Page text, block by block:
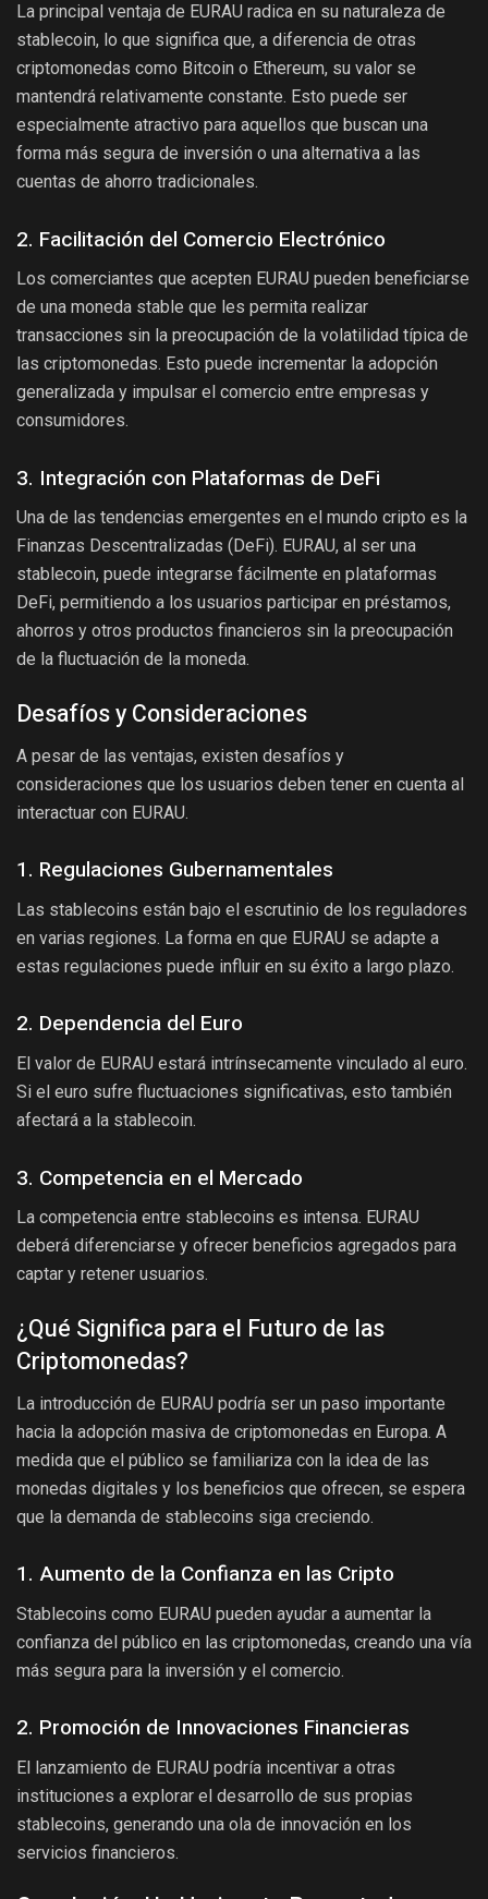
La principal ventaja de EURAU radica en su naturaleza de
stablecoin, lo que significa que, a diferencia de otras
criptomonedas como Bitcoin o Ethereum, su valor se
mantendrá relativamente constante. Esto puede ser
especialmente atractivo para aquellos que buscan una
forma más segura de inversión o una alternativa a las
cuentas de ahorro tradicionales.
2. Facilitación del Comercio Electrónico
Los comerciantes que acepten EURAU pueden beneficiarse
de una moneda stable que les permita realizar
transacciones sin la preocupación de la volatilidad típica de
las criptomonedas. Esto puede incrementar la adopción
generalizada y impulsar el comercio entre empresas y
consumidores.
3. Integración con Plataformas de DeFi
Una de las tendencias emergentes en el mundo cripto es la
Finanzas Descentralizadas (DeFi). EURAU, al ser una
stablecoin, puede integrarse fácilmente en plataformas
DeFi, permitiendo a los usuarios participar en préstamos,
ahorros y otros productos financieros sin la preocupación
de la fluctuación de la moneda.
Desafíos y Consideraciones
A pesar de las ventajas, existen desafíos y
consideraciones que los usuarios deben tener en cuenta al
interactuar con EURAU.
1. Regulaciones Gubernamentales
Las stablecoins están bajo el escrutinio de los reguladores
en varias regiones. La forma en que EURAU se adapte a
estas regulaciones puede influir en su éxito a largo plazo.
2. Dependencia del Euro
El valor de EURAU estará intrínsecamente vinculado al euro.
Si el euro sufre fluctuaciones significativas, esto también
afectará a la stablecoin.
3. Competencia en el Mercado
La competencia entre stablecoins es intensa. EURAU
deberá diferenciarse y ofrecer beneficios agregados para
captar y retener usuarios.
¿Qué Significa para el Futuro de las
Criptomonedas?
La introducción de EURAU podría ser un paso importante
hacia la adopción masiva de criptomonedas en Europa. A
medida que el público se familiariza con la idea de las
monedas digitales y los beneficios que ofrecen, se espera
que la demanda de stablecoins siga creciendo.
1. Aumento de la Confianza en las Cripto
Stablecoins como EURAU pueden ayudar a aumentar la
confianza del público en las criptomonedas, creando una vía
más segura para la inversión y el comercio.
2. Promoción de Innovaciones Financieras
El lanzamiento de EURAU podría incentivar a otras
instituciones a explorar el desarrollo de sus propias
stablecoins, generando una ola de innovación en los
servicios financieros.